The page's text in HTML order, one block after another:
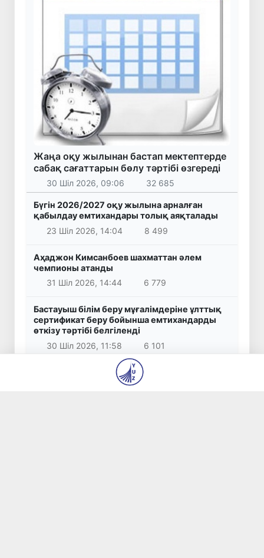
Жаңа оқу жылынан бастап мектептерде
сабақ сағаттарын бөлу тәртібі өзгереді
30 Шіл 2026, 09:06 32 685
Бүгін 2026/2027 оқу жылына арналған
қабылдау емтихандары толық аяқталады
23 Шіл 2026, 14:04
8 499
Аҳаджон Кимсанбоев шахматтан әлем
чемпионы атанды
31 Шіл 2026, 14:44
6 779
Бастауыш білім беру мұғалімдеріне ұлттық
сертификат беру бойынша емтихандарды
өткізу тәртібі белгіленді
30 Шіл 2026, 11:58
6 101
Оқуға түсе алмаған немесе білім беру
бағытын таңдамаған талапкерлер вакант